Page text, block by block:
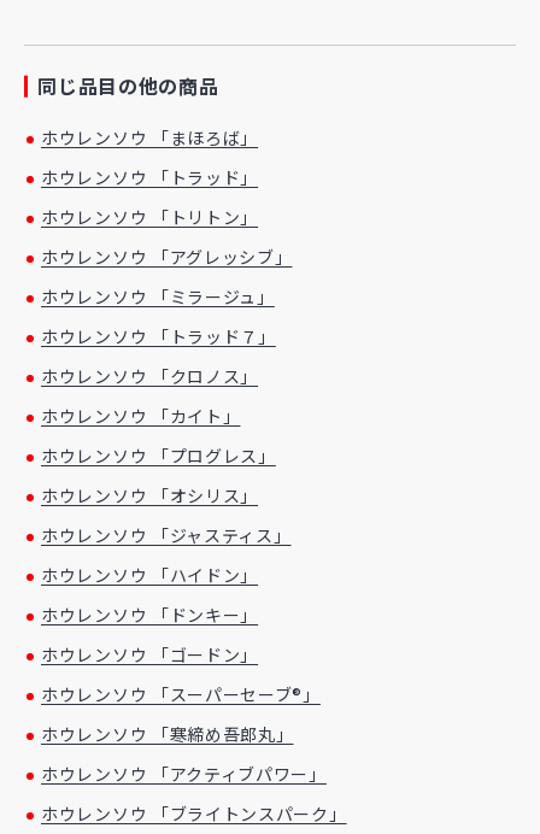
同じ品目の他の商品
ホウレンソウ 「まほろば」
ホウレンソウ 「トラッド」
ホウレンソウ 「トリトン」
ホウレンソウ 「アグレッシブ」
ホウレンソウ 「ミラージュ」
ホウレンソウ 「トラッド７」
ホウレンソウ 「クロノス」
ホウレンソウ 「カイト」
ホウレンソウ 「プログレス」
ホウレンソウ 「オシリス」
ホウレンソウ 「ジャスティス」
ホウレンソウ 「ハイドン」
ホウレンソウ 「ドンキー」
ホウレンソウ 「ゴードン」
ホウレンソウ 「スーパーセーブ®」
ホウレンソウ 「寒締め吾郎丸」
ホウレンソウ 「アクティブパワー」
ホウレンソウ 「ブライトンスパーク」